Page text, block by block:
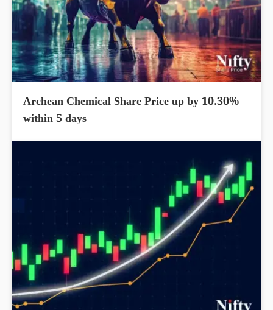
Archean Chemical Share Price up by 10.30%
within 5 days